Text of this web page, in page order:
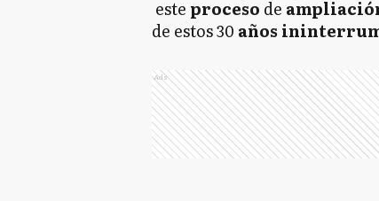
este proceso de
de estos 30 años
Ads